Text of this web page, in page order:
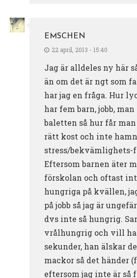
EMSCHEN
22 april, 2013 - 15:40
Jag är alldeles ny här
än om det är ngt som
har jag en fråga. Hur
har fem barn, jobb,
baletten så hur får
rätt kost och inte
stress/bekvämlighets-
Eftersom barnen äter
förskolan och oftast
hungriga på kvällen,
på jobb så jag är
dvs inte så hungrig.
vrålhungrig och vill
sekunder, han älskar
mackor så det händer
eftersom jag inte är så